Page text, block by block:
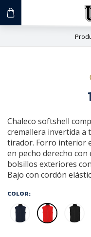
Chaleco softshell
cremallera invertida a
tirador. Forro interior
en pecho derecho
bolsillos exteriores
Bajo con cordón
COLOR: